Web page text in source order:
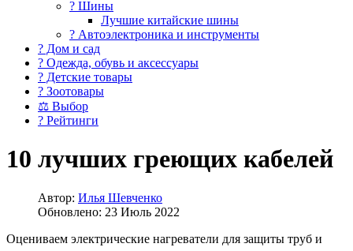
? Шины
Лучшие китайские шины
? Автоэлектроника и инструменты
? Дом и сад
? Одежда, обувь и аксессуары
? Детские товары
? Зоотовары
⚖ Выбор
? Рейтинги
10 лучших греющих кабелей
Автор: Илья Шевченко
Обновлено: 23 Июль 2022
Оцениваем электрические нагреватели для защиты труб и